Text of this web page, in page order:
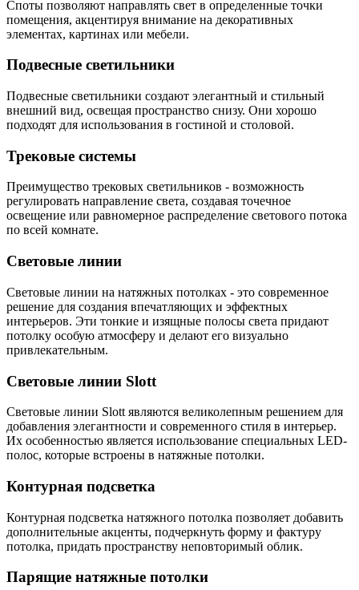
Споты позволяют направлять свет в определенные точки
помещения, акцентируя внимание на декоративных
элементах, картинах или мебели.
Подвесные светильники
Подвесные светильники создают элегантный и стильный
внешний вид, освещая пространство снизу. Они хорошо
подходят для использования в гостиной и столовой.
Трековые системы
Преимущество трековых светильников - возможность
регулировать направление света, создавая точечное
освещение или равномерное распределение светового потока
по всей комнате.
Световые линии
Световые линии на натяжных потолках - это современное
решение для создания впечатляющих и эффектных
интерьеров. Эти тонкие и изящные полосы света придают
потолку особую атмосферу и делают его визуально
привлекательным.
Световые линии Slott
Световые линии Slott являются великолепным решением для
добавления элегантности и современного стиля в интерьер.
Их особенностью является использование специальных LED-
полос, которые встроены в натяжные потолки.
Контурная подсветка
Контурная подсветка натяжного потолка позволяет добавить
дополнительные акценты, подчеркнуть форму и фактуру
потолка, придать пространству неповторимый облик.
Парящие натяжные потолки